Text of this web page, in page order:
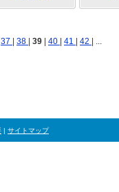
37 38 39 40 41 42 | ...
| サイトマップ